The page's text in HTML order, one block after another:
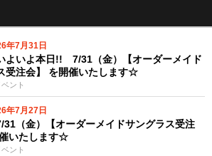
年7月31日
ント
よいよ本日!! 7/31（金）【オーダーメイド
受注会】 を開催いたします☆
年7月27日
ント
（金）【オーダーメイドサングラス受注
いたします☆